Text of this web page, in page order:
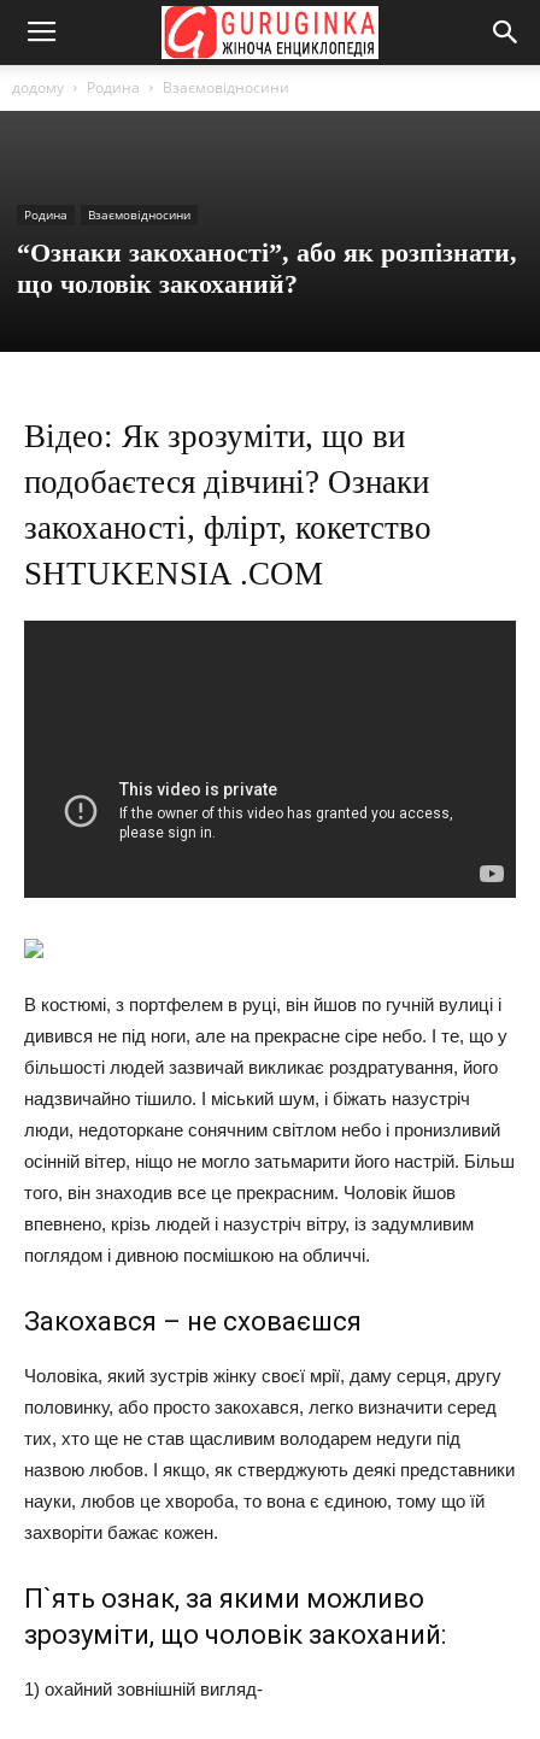
додому Родина Взаємовідносини
Родина Взаємовідносини
“Ознаки закоханості”, або як розпізнати,
що чоловік закоханий?
Відео: Як зрозуміти, що ви
подобаєтеся дівчині? Ознаки
закоханості, флірт, кокетство
SHTUKENSIA .COM
В костюмі, з портфелем в руці, він йшов по гучній вулиці і
дивився не під ноги, але на прекрасне сіре небо. І те, що у
більшості людей зазвичай викликає роздратування, його
надзвичайно тішило. І міський шум, і біжать назустріч
люди, недоторкане сонячним світлом небо і пронизливий
осінній вітер, ніщо не могло затьмарити його настрій. Більш
того, він знаходив все це прекрасним. Чоловік йшов
впевнено, крізь людей і назустріч вітру, із задумливим
поглядом і дивною посмішкою на обличчі.
Закохався – не сховаєшся
Чоловіка, який зустрів жінку своєї мрії, даму серця, другу
половинку, або просто закохався, легко визначити серед
тих, хто ще не став щасливим володарем недуги під
назвою любов. І якщо, як стверджують деякі представники
науки, любов це хвороба, то вона є єдиною, тому що їй
захворіти бажає кожен.
П`ять ознак, за якими можливо
зрозуміти, що чоловік закоханий:
1) охайний зовнішній вигляд-